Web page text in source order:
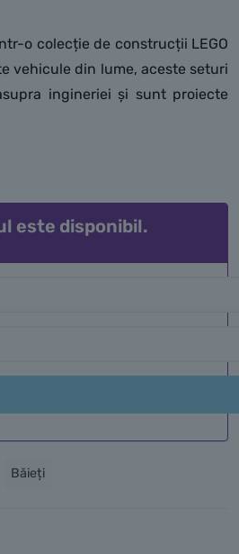
o colecție de construcții LEGO
vehicule din lume, aceste seturi
ingineriei și sunt proiecte
este disponibil.
Băieți